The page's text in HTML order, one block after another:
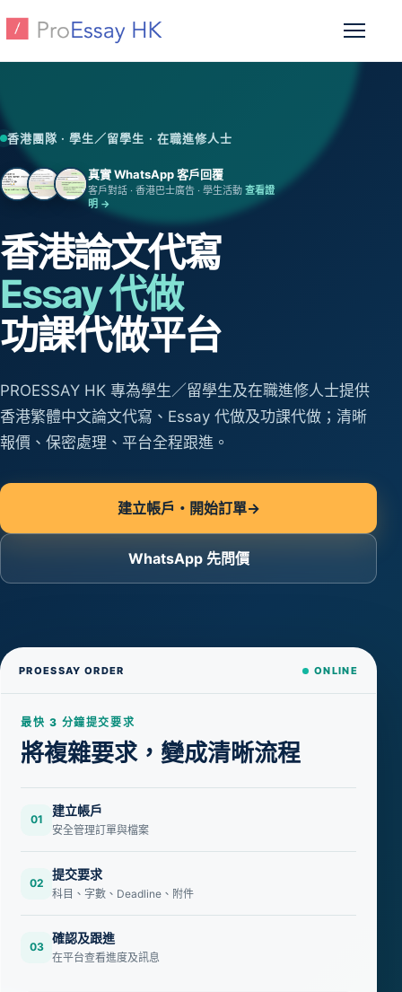
香港團隊 · 學生／留學生 · 在職進修人士
真實 WhatsApp 客戶回覆
客戶對話 · 香港巴士廣告 · 學生活動 查看證
明 →
香港論文代寫
Essay 代做
功課代做平台
PROESSAY HK 專為學生／留學生及在職進修人士提供
香港繁體中文論文代寫、Essay 代做及功課代做；清晰
報價、保密處理、平台全程跟進。
建立帳戶・開始訂單→
WhatsApp 先問價
PROESSAY ORDER ONLINE
最快 3 分鐘提交要求
將複雜要求，變成清晰流程
01
建立帳戶
安全管理訂單與檔案
02
提交要求
科目、字數、Deadline、附件
03
確認及跟進
在平台查看進度及訊息